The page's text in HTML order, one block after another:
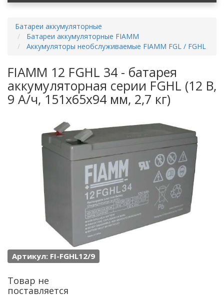
Батареи аккумуляторные
Батареи аккумуляторные FIAMM
Аккумуляторы необслуживаемые FIAMM FGL / FGHL
FIAMM 12 FGHL 34 - батарея
аккумуляторная серии FGHL (12 В,
9 А/ч, 151х65х94 мм, 2,7 кг)
Артикул: FI-FGHL12/9
Товар не
поставляется